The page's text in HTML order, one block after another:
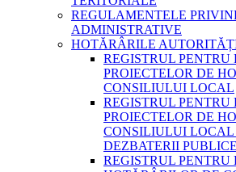
REGULAMENTELE
ADMINISTRATIVE
HOTĂRÂRILE
REGISTRUL PENTRU
PROIECTELOR DE
CONSILIULUI LOCAL
REGISTRUL PENTRU
PROIECTELOR DE
CONSILIULUI LOCAL
DEZBATERII PUBLICE
REGISTRUL PENTRU